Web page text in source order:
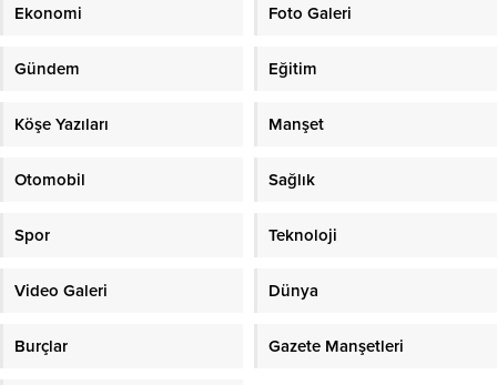
Ekonomi Foto Galeri
Gündem Eğitim
Köşe Yazıları Manşet
Otomobil Sağlık
Spor Teknoloji
Video Galeri Dünya
Burçlar Gazete Manşetleri